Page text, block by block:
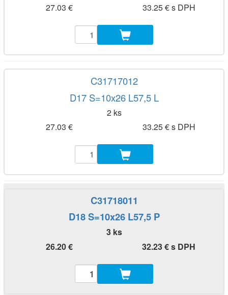
27.03 €
33.25 € s DPH
C31717012
D17 S=10x26 L57,5 L
2 ks
27.03 €
33.25 € s DPH
C31718011
D18 S=10x26 L57,5 P
3 ks
26.20 €
32.23 € s DPH